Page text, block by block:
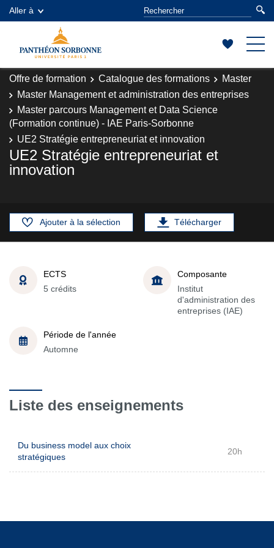
Aller à
Offre de formation Catalogue des formations
Master
Master Management et administration des entreprises
Master parcours Management et Data Science
(Formation continue) - IAE Paris-Sorbonne
UE2 Stratégie entrepreneuriat et innovation
UE2 Stratégie entrepreneuriat et
innovation
Ajouter à la sélection Télécharger
ECTS
5 crédits
Composante
Institut
d'administration des
entreprises (IAE)
Période de l'année
Automne
Liste des enseignements
Du business model aux choix
stratégiques
20h